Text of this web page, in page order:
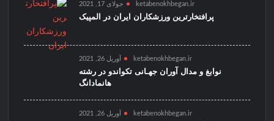
ketabenokhbegan.ir جولای 17, 2021
پرافتخارترین ورزشکاران ایران در المپیک
ketabenokhbegan.ir آوریل 26, 2021
نوابغ و مدال آوران جهـانی تکواندو در رشته
هانمادانگ
ketabenokhbegan.ir آوریل 26, 2021